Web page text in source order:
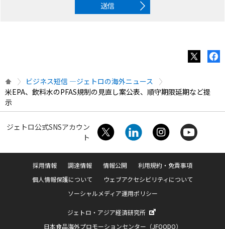
送信
ビジネス短信 ―ジェトロの海外ニュース
米EPA、飲料水のPFAS規制の見直し案公表、順守期限延期など提
示
ジェトロ公式SNSアカウン
ト
採用情報 調達情報 情報公開
利用規約・免責事項
個人情報保護について
ウェブアクセシビリティについて
ソーシャルメディア運用ポリシー
ジェトロ・アジア経済研究所
日本食品海外プロモーションセンター（JFOODO）